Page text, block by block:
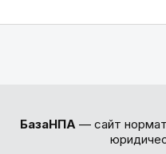
БазаНПА — сайт